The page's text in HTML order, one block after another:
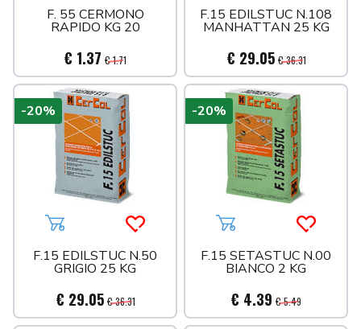
F. 55 CERMONO
RAPIDO KG 20
€ 1.37 € 1.71
F.15 EDILSTUC N.108
MANHATTAN 25 KG
€ 29.05 € 36.31
Aggiungi al carrelloAcquista più tardi
F.15 EDILSTUC N.50
GRIGIO 25 KG
€ 29.05 € 36.31
-20%
Aggiungi al carrello
F.15 SETASTUC N.00
BIANCO 2 KG
€ 4.39 € 5.49
-20%